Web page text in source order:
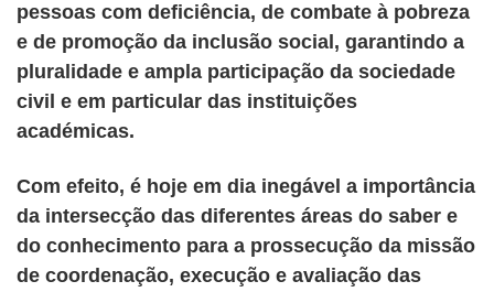
pessoas com deficiência, de combate à pobreza
e de promoção da inclusão social, garantindo a
pluralidade e ampla participação da sociedade
civil e em particular das instituições
académicas.
Com efeito, é hoje em dia inegável a importância
da intersecção das diferentes áreas do saber e
do conhecimento para a prossecução da missão
de coordenação, execução e avaliação das